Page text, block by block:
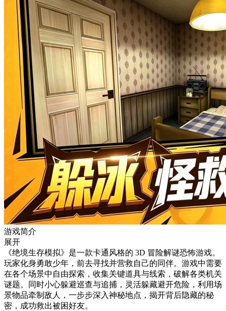
游戏简介
展开
《绝境生存模拟》是一款卡通风格的 3D 冒险解谜恐怖游戏。
玩家化身勇敢少年，前去寻找并营救自己的同伴。游戏中需要
在各个场景中自由探索，收集关键道具与线索，破解各类机关
谜题。同时小心躲避巡查与追捕，灵活躲藏避开危险，利用场
景物品牵制敌人，一步步深入神秘地点，揭开背后隐藏的秘
密，成功救出被困好友。